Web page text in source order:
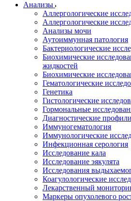
Анализы
Аллергологические
Аллергологические
Анализы мочи
Аутоиммунная патология
Бактериологические
Биохимические
жидкостей
Биохимические
Гематологические
Генетика
Гистологические
Гормональные
Диагностические
Иммуногематология
Иммунологические
Инфекционная серология
Исследование кала
Исследование эякулята
Исследования
Коагулологические
Лекарственный
Маркеры опухолевого